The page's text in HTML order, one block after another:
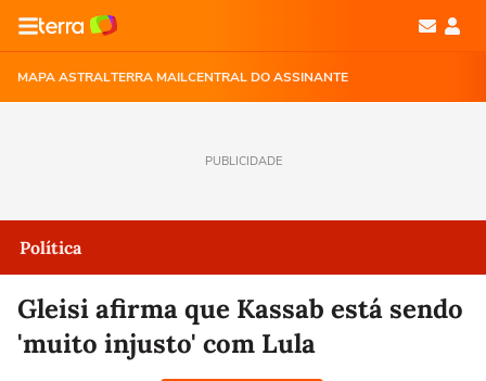
MAPA ASTRALTERRA MAILCENTRAL DO ASSINANTE
PUBLICIDADE
Política
Gleisi afirma que Kassab está sendo
'muito injusto' com Lula